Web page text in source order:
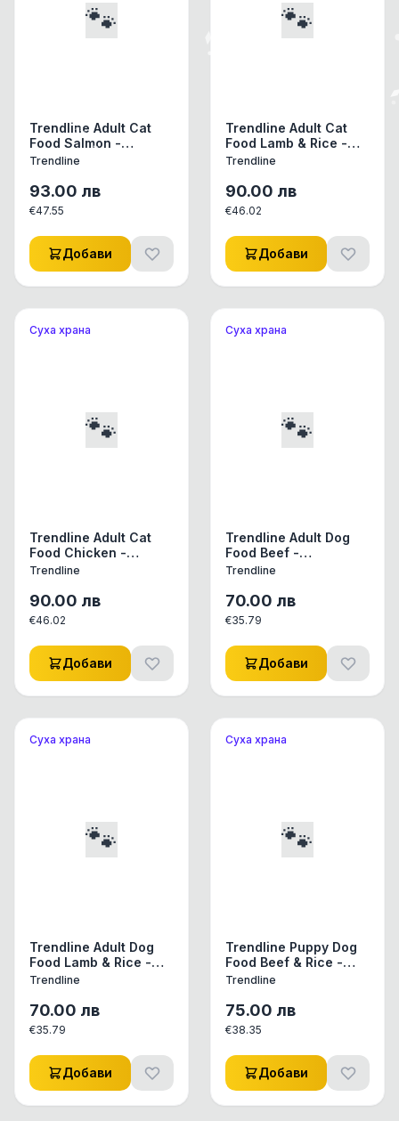
🐾
Trendline Adult Cat
Food Salmon -
Пълноценна храна за
всички породи със
сьомга 15 кг
Trendline
93.00 лв
€47.55
Добави
🐾
Trendline Adult Cat
Food Lamb & Rice -
Пълноценна храна за
всички породи с
агнешко и ориз 15 кг
Trendline
90.00 лв
€46.02
Добави
Суха храна
🐾
Trendline Adult Cat
Food Chicken -
Пълноценна храна за
всички породи с
пилешко 15 кг
Trendline
90.00 лв
€46.02
Добави
Суха храна
🐾
Trendline Adult Dog
Food Beef -
Пълноценна храна за
всички породи с
говеждо 15 кг
Trendline
70.00 лв
€35.79
Добави
Суха храна
🐾
Trendline Adult Dog
Food Lamb & Rice -
Пълноценна храна за
всички породи с
агнешко и ориз 15 кг
Trendline
70.00 лв
€35.79
Добави
Суха храна
🐾
Trendline Puppy Dog
Food Beef & Rice -
Пълноценна храна за
от всички породи с
Говеждо и ориз 15 кг
Trendline
75.00 лв
€38.35
Добави